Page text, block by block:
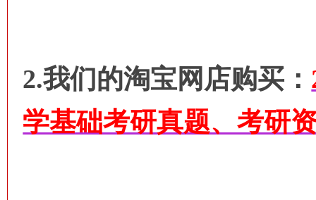
2.我们的淘宝网店购买：
学基础考研真题、考研